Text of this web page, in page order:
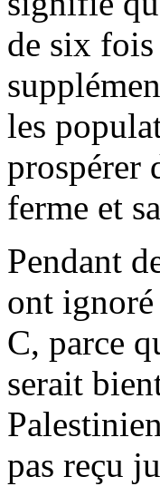
de six fois
les
prospérer
ferme et
Pendant
ont ignoré
C, parce
serait
pas reçu